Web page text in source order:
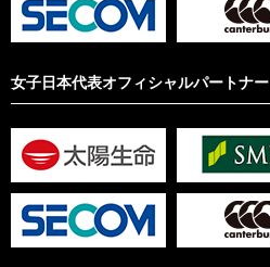
女子日本代表オフィシャルパートナー